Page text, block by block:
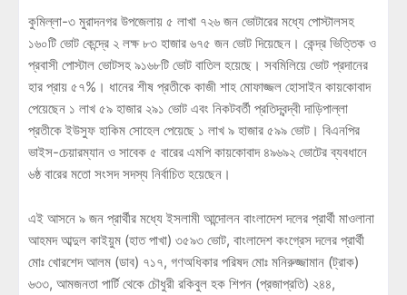
কুমিল্লা-৩ মুরাদনগর উপজেলায় ৫ লাখা ৭২৬ জন ভোটারের মধ্যে পোস্টালসহ
১৬০টি ভোট কেন্দ্রে ২ লক্ষ ৮৩ হাজার ৬৭৫ জন ভোট দিয়েছেন। কেন্দ্র ভিত্তিক ও
প্রবাসী পোস্টাল ভোটসহ ৯১৬৮টি ভোট বাতিল হয়েছে। সবমিলিয়ে ভোট প্রদানের
হার প্রায় ৫৭%। ধানের শীষ প্রতীকে কাজী শাহ মোফাজ্জল হোসাইন কায়কোবাদ
পেয়েছেন ১ লাখ ৫৯ হাজার ২৯১ ভোট এবং নিকটবর্তী প্রতিদ্বন্দ্বী দাড়িপাল্লা
প্রতীকে ইউসুফ হাকিম সোহেল পেয়েছে ১ লাখ ৯ হাজার ৫৯৯ ভোট। বিএনপির
ভাইস-চেয়ারম্যান ও সাবেক ৫ বারের এমপি কায়কোবাদ ৪৯৬৯২ ভোটের ব্যবধানে
৬ষ্ঠ বারের মতো সংসদ সদস্য নির্বাচিত হয়েছেন।
এই আসনে ৯ জন প্রার্থীর মধ্যে ইসলামী আন্দোলন বাংলাদেশ দলের প্রার্থী মাওলানা
আহমদ আব্দুল কাইয়ুম (হাত পাখা) ৩৫৯৩ ভোট, বাংলাদেশ কংগ্রেস দলের প্রার্থী
মোঃ খোরশেদ আলম (ডাব) ৭১৭, গণ‌অধিকার পরিষদ মোঃ মনিরুজ্জামান (ট্রাক)
৬৩৩, আমজনতা পার্টি থেকে চৌধুরী রকিবুল হক শিপন (প্রজাপ্রতি) ২৪৪,